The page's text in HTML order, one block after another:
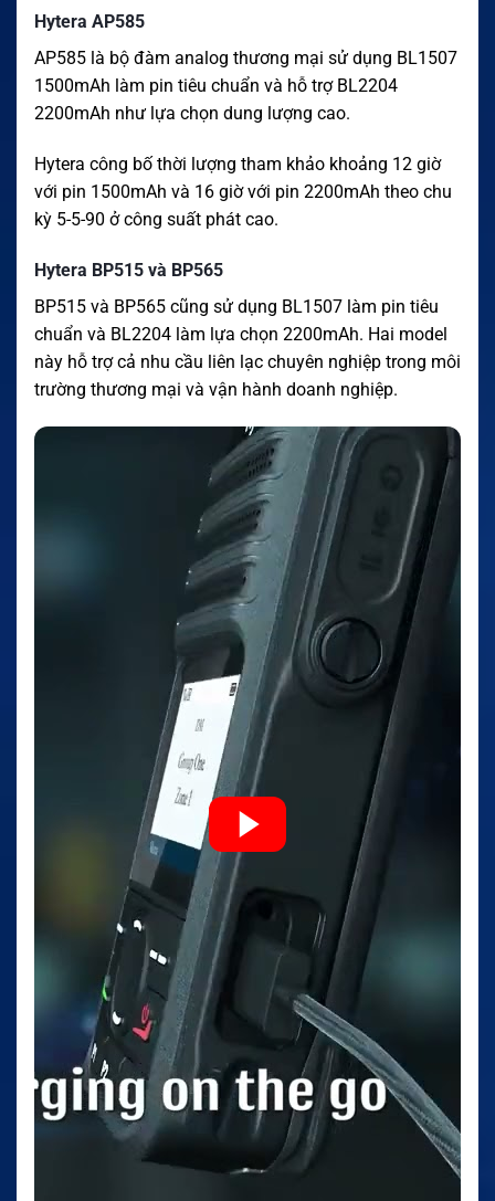
Hytera AP585
AP585 là bộ đàm analog thương mại sử dụng BL1507
1500mAh làm pin tiêu chuẩn và hỗ trợ BL2204
2200mAh như lựa chọn dung lượng cao.
Hytera công bố thời lượng tham khảo khoảng 12 giờ
với pin 1500mAh và 16 giờ với pin 2200mAh theo chu
kỳ 5-5-90 ở công suất phát cao.
Hytera BP515 và BP565
BP515 và BP565 cũng sử dụng BL1507 làm pin tiêu
chuẩn và BL2204 làm lựa chọn 2200mAh. Hai model
này hỗ trợ cả nhu cầu liên lạc chuyên nghiệp trong môi
trường thương mại và vận hành doanh nghiệp.